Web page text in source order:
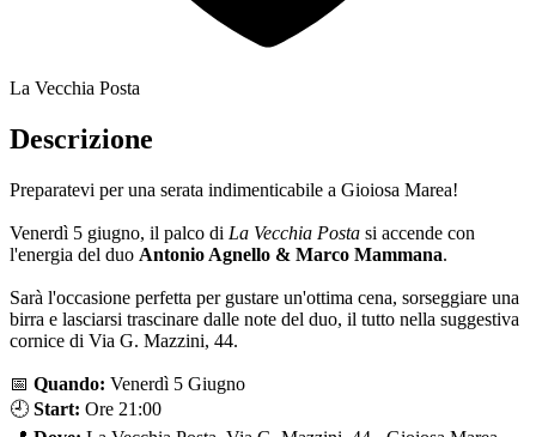
La Vecchia Posta
Descrizione
Preparatevi per una serata indimenticabile a Gioiosa Marea!
Venerdì 5 giugno, il palco di La Vecchia Posta si accende con
l'energia del duo Antonio Agnello & Marco Mammana.
Sarà l'occasione perfetta per gustare un'ottima cena, sorseggiare una
birra e lasciarsi trascinare dalle note del duo, il tutto nella suggestiva
cornice di Via G. Mazzini, 44.
📅 Quando: Venerdì 5 Giugno
🕘 Start: Ore 21:00